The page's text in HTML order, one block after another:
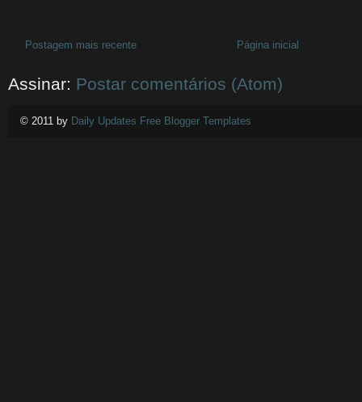
Postagem mais recente Página inicial
Assinar: Postar comentários (Atom)
© 2011 by Daily Updates Free Blogger Templates